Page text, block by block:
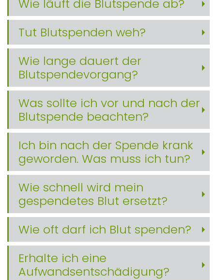
Wie läuft die Blutspende ab?
Tut Blutspenden weh?
Wie lange dauert der
Blutspendevorgang?
Was sollte ich vor und nach der
Blutspende beachten?
Ich bin nach der Spende krank
geworden. Was muss ich tun?
Wie schnell wird mein
gespendetes Blut ersetzt?
Wie oft darf ich Blut spenden?
Erhalte ich eine
Aufwandsentschädigung?